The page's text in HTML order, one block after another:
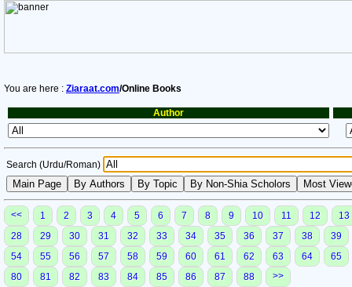
You are here : Ziaraat.com/Online Books
Author
Search (Urdu/Roman)
<< 1 2 3 4 5 6 7 8 9 10 11 12
13
28
29 30 31 32 33 34 35 36 37 38
39
54
55 56 57 58 59 60 61 62 63 64
65
80
81 82 83 84 85 86 87 88
>>